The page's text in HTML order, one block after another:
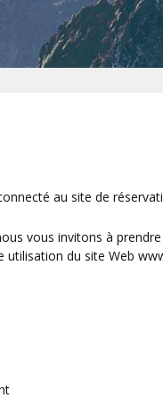
au site de
vous invitons à
utilisation du site Web